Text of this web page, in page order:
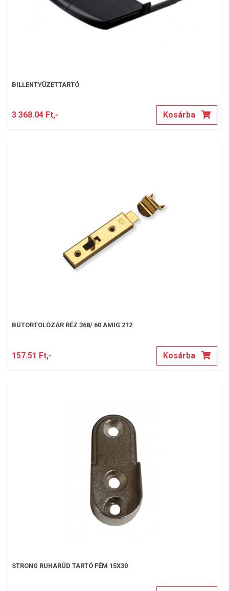
BILLENTYŰZETTARTÓ
3 368.04 Ft,- Kosárba
BÚTORTOLÓZÁR RÉZ 368/ 60 AMIG 212
157.51 Ft,- Kosárba
STRONG RUHARÚD TARTÓ FÉM 15X30